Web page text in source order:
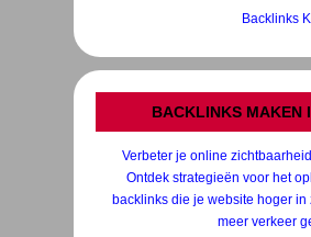
Backlinks
BACKLINKS MAKEN
Verbeter je online
Ontdek strategieën voor het
backlinks die je website hoger
meer verkeer